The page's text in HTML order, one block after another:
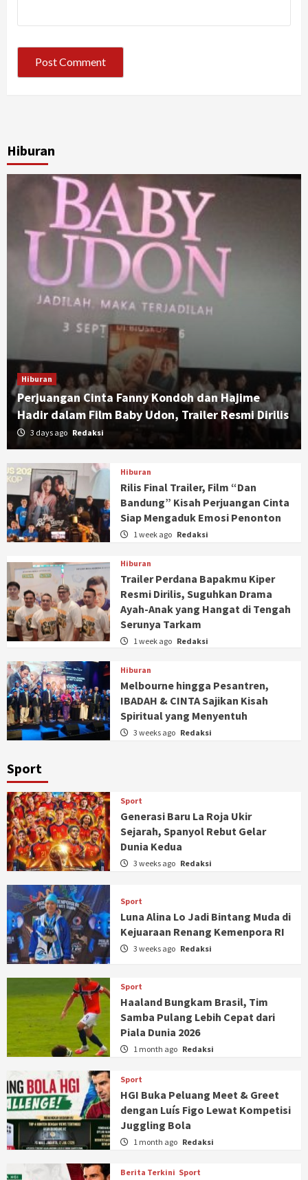
Hiburan
Hiburan
Perjuangan Cinta Fanny Kondoh dan Hajime
Hadir dalam Film Baby Udon, Trailer Resmi Dirilis
3 days ago Redaksi
Hiburan
Rilis Final Trailer, Film “Dan
Bandung” Kisah Perjuangan Cinta
Siap Mengaduk Emosi Penonton
1 week ago Redaksi
Hiburan
Trailer Perdana Bapakmu Kiper
Resmi Dirilis, Suguhkan Drama
Ayah-Anak yang Hangat di Tengah
Serunya Tarkam
1 week ago Redaksi
Hiburan
Melbourne hingga Pesantren,
IBADAH & CINTA Sajikan Kisah
Spiritual yang Menyentuh
3 weeks ago Redaksi
Sport
Sport
Generasi Baru La Roja Ukir
Sejarah, Spanyol Rebut Gelar
Dunia Kedua
3 weeks ago Redaksi
Sport
Luna Alina Lo Jadi Bintang Muda di
Kejuaraan Renang Kemenpora RI
3 weeks ago Redaksi
Sport
Haaland Bungkam Brasil, Tim
Samba Pulang Lebih Cepat dari
Piala Dunia 2026
1 month ago Redaksi
Sport
HGI Buka Peluang Meet & Greet
dengan Luís Figo Lewat Kompetisi
Juggling Bola
1 month ago Redaksi
Berita Terkini Sport